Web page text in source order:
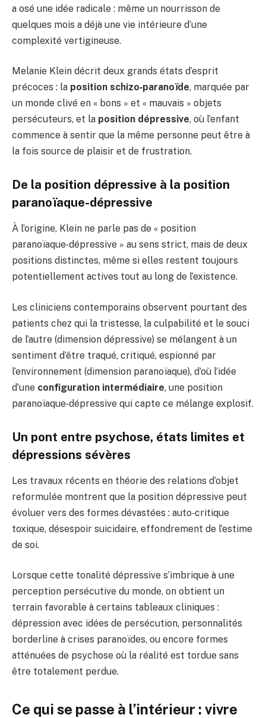
a osé une idée radicale : même un nourrisson de
quelques mois a déjà une vie intérieure d’une
complexité vertigineuse.
Melanie Klein décrit deux grands états d’esprit
précoces : la position schizo‑paranoïde, marquée par
un monde clivé en « bons » et « mauvais » objets
persécuteurs, et la position dépressive, où l’enfant
commence à sentir que la même personne peut être à
la fois source de plaisir et de frustration.
De la position dépressive à la position
paranoïaque-dépressive
À l’origine, Klein ne parle pas de « position
paranoïaque‑dépressive » au sens strict, mais de deux
positions distinctes, même si elles restent toujours
potentiellement actives tout au long de l’existence.
Les cliniciens contemporains observent pourtant des
patients chez qui la tristesse, la culpabilité et le souci
de l’autre (dimension dépressive) se mélangent à un
sentiment d’être traqué, critiqué, espionné par
l’environnement (dimension paranoïaque), d’où l’idée
d’une configuration intermédiaire, une position
paranoïaque‑dépressive qui capte ce mélange explosif.
Un pont entre psychose, états limites et
dépressions sévères
Les travaux récents en théorie des relations d’objet
reformulée montrent que la position dépressive peut
évoluer vers des formes dévastées : auto‑critique
toxique, désespoir suicidaire, effondrement de l’estime
de soi.
Lorsque cette tonalité dépressive s’imbrique à une
perception persécutive du monde, on obtient un
terrain favorable à certains tableaux cliniques :
dépression avec idées de persécution, personnalités
borderline à crises paranoïdes, ou encore formes
atténuées de psychose où la réalité est tordue sans
être totalement perdue.
Ce qui se passe à l’intérieur : vivre